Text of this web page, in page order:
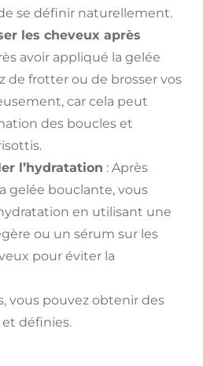
se définir naturellement.
les cheveux après
avoir appliqué la gelée
de frotter ou de brosser vos
car cela peut
des boucles et
l’hydratation : Après
gelée bouclante, vous
en utilisant une
ou un sérum sur les
pour éviter la
vous pouvez obtenir des
définies.